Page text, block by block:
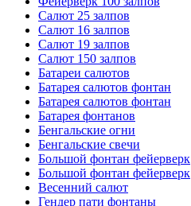
Салют 25 залпов
Салют 16 залпов
Салют 19 залпов
Салют 150 залпов
Батареи салютов
Батарея салютов фонтан
Батарея салютов фонтан
Батарея фонтанов
Бенгальские огни
Бенгальские свечи
Большой фонтан фейерверк
Большой фонтан фейерверк
Весенний салют
Гендер пати фонтаны